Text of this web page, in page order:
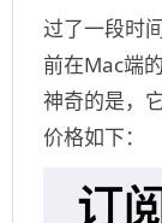
过了一段时
前在Mac端
神奇的是，
价格如下：